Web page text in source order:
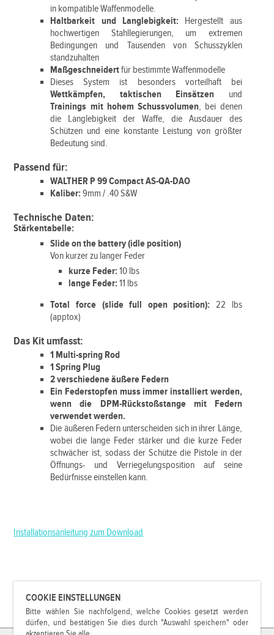
COOKIE EINSTELLUNGEN
Bitte wählen Sie nachfolgend, welche Cookies gesetzt werden
dürfen, und bestätigen Sie dies durch "Auswahl speichern" oder
in kompatible Waffenmodelle.
Haltbarkeit und Langlebigkeit: Hergestellt aus
hochwertigen Stahllegierungen, um extremen
Bedingungen und Tausenden von Schusszyklen
standzuhalten
Maßgeschneidertfür bestimmte Waffenmodelle
Dieses System ist besonders vorteilhaft bei
Wettkämpfen, taktischen Einsätzen und
Trainings mit hohem Schussvolumen, bei denen
die Langlebigkeit der Waffe, die Ausdauer des
Schützen und eine konstante Leistung von größter
Bedeutung sind.
Passend für:
WALTHER P 99 Compact AS-QA-DAO
Kaliber:9mm / .40 S&W
Technische Daten:
Stärkentabelle:
Slide on the battery (idle position)
Von kurzer zu langer Feder
kurze Feder: 10 lbs
lange Feder:11 lbs
Total force (slide full open position): 22 lbs
(apptox)
Das Kit umfasst:
1 Multi-spring Rod
1 Spring Plug
2 verschiedene äußere Federn
Ein Federstopfen muss immer installiert werden,
wenn die DPM-Rückstoßstange mit Federn
verwendet werden.
Die äußeren Federn unterscheiden sich in ihrer Länge,
wobei die lange Feder stärker und die kurze Feder
schwächer ist, sodass der Schütze die Pistole in der
Öffnungs- und Verriegelungsposition auf seine
Bedürfnisse einstellen kann.
Installationsanleitung zum Download